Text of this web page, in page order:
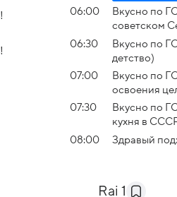
06:00
Вкусно по
советском
06:30
Вкусно по
детство)
07:00
Вкусно по
освоения
07:30
Вкусно по
кухня в
08:00
Здравый
Rai 1